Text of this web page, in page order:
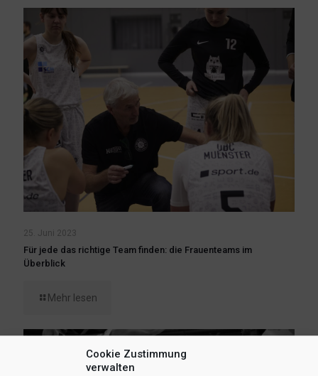
Cookie Zustimmung
verwalten
25. Juni 2023
Für jede das richtige Team finden: die Frauenteams im
Überblick
Mehr lesen